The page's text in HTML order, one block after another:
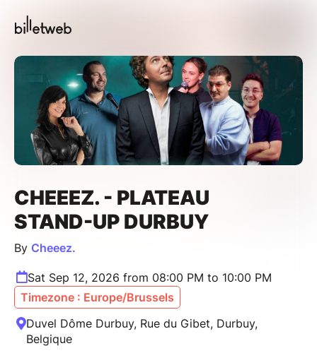
CHEEEZ. - PLATEAU
STAND-UP DURBUY
By Cheeez.
Sat Sep 12, 2026 from 08:00 PM to 10:00 PM
Timezone : Europe/Brussels
Duvel Dôme Durbuy, Rue du Gibet, Durbuy,
Belgique